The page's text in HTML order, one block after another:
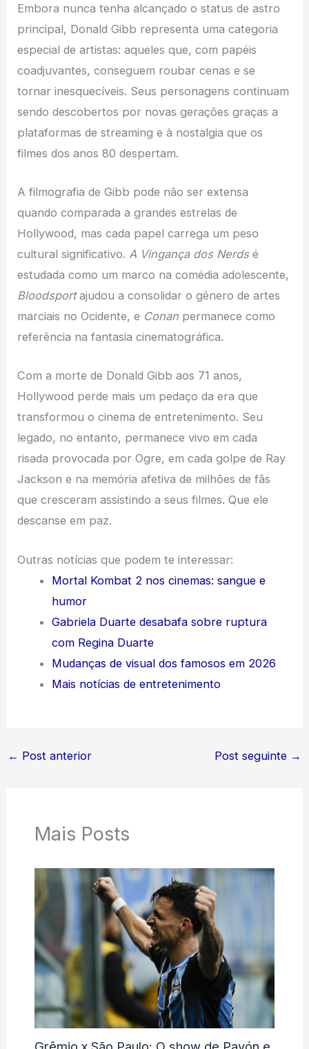
Embora nunca tenha alcançado o status de astro
principal, Donald Gibb representa uma categoria
especial de artistas: aqueles que, com papéis
coadjuvantes, conseguem roubar cenas e se
tornar inesquecíveis. Seus personagens continuam
sendo descobertos por novas gerações graças a
plataformas de streaming e à nostalgia que os
filmes dos anos 80 despertam.
A filmografia de Gibb pode não ser extensa
quando comparada a grandes estrelas de
Hollywood, mas cada papel carrega um peso
cultural significativo.A Vingança dos Nerdsé
estudada como um marco na comédia adolescente,
Bloodsportajudou a consolidar o gênero de artes
marciais no Ocidente, e Conan permanece como
referência na fantasia cinematográfica.
Com a morte de Donald Gibb aos 71 anos,
Hollywood perde mais um pedaço da era que
transformou o cinema de entretenimento. Seu
legado, no entanto, permanece vivo em cada
risada provocada por Ogre, em cada golpe de Ray
Jackson e na memória afetiva de milhões de fãs
que cresceram assistindo a seus filmes. Que ele
descanse em paz.
Outras notícias que podem te interessar:
Mortal Kombat 2 nos cinemas: sangue e
humor
Gabriela Duarte desabafa sobre ruptura
com Regina Duarte
Mudanças de visual dos famosos em 2026
Mais notícias de entretenimento
← Post anterior Post seguinte →
Mais Posts
Grêmio x São Paulo: O show de Pavón e